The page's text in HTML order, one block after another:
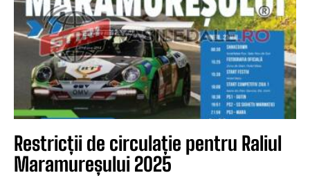
Restricții de circulație pentru Raliul
Maramureșului 2025